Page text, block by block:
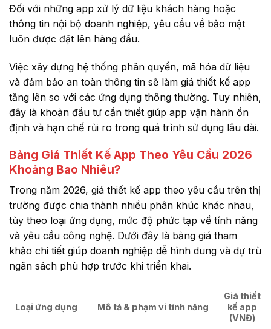
Đối với những app xử lý dữ liệu khách hàng hoặc
thông tin nội bộ doanh nghiệp, yêu cầu về bảo mật
luôn được đặt lên hàng đầu.
Việc xây dựng hệ thống phân quyền, mã hóa dữ liệu
và đảm bảo an toàn thông tin sẽ làm giá thiết kế app
tăng lên so với các ứng dụng thông thường. Tuy nhiên,
đây là khoản đầu tư cần thiết giúp app vận hành ổn
định và hạn chế rủi ro trong quá trình sử dụng lâu dài.
Bảng Giá Thiết Kế App Theo Yêu Cầu 2026
Khoảng Bao Nhiêu?
Trong năm 2026, giá thiết kế app theo yêu cầu trên thị
trường được chia thành nhiều phân khúc khác nhau,
tùy theo loại ứng dụng, mức độ phức tạp về tính năng
và yêu cầu công nghệ. Dưới đây là bảng giá tham
khảo chi tiết giúp doanh nghiệp dễ hình dung và dự trù
ngân sách phù hợp trước khi triển khai.
Loại ứng dụng Mô tả & phạm vi tính năng
Giá thiết
kế app
(VNĐ)